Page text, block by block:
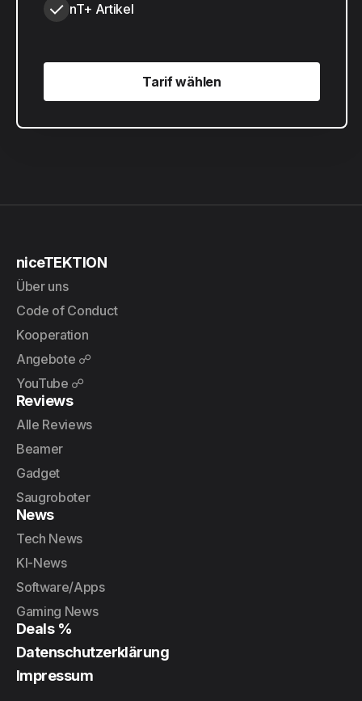
nT+ Artikel
Tarif wählen
Tarif wählen
niceTEKTION
Über uns
Code of Conduct
Kooperation
Angebote ☍
YouTube ☍
Reviews
Alle Reviews
Beamer
Gadget
Saugroboter
News
Tech News
KI-News
Software/Apps
Gaming News
Deals %
Datenschutzerklärung
Impressum